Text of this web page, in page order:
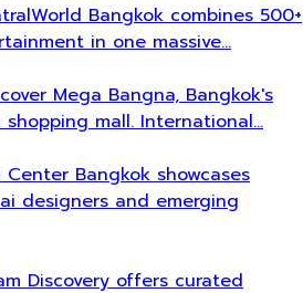
Bangkok combines 500+
in one massive…
Mega Bangna, Bangkok's
mall. International…
Center Bangkok showcases
designers and emerging
Discovery offers curated